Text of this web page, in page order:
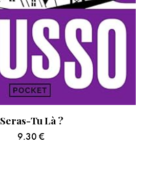
Seras-Tu Là ?
9.30 €